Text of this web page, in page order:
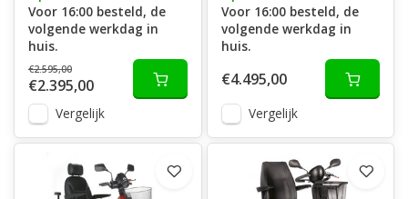
Voor 16:00 besteld, de
volgende werkdag in
huis.
€2.595,00
€2.395,00
Vergelijk
Voor 16:00 besteld, de
volgende werkdag in
huis.
€4.495,00
Vergelijk